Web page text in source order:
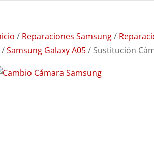
/ Reparaciones Samsung/
/Samsung Galaxy A05/ Sustitución